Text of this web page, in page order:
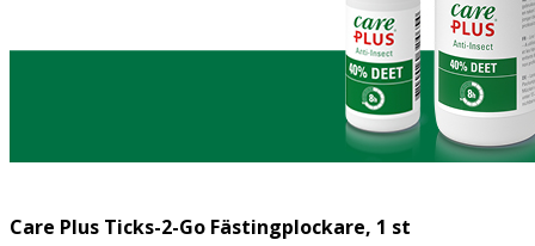
Care Plus Ticks-2-Go Fästingplockare, 1 st